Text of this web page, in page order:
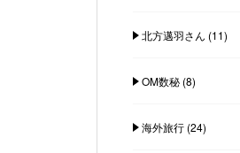
北方邁羽さん (11)
OM数秘(8)
海外旅行(24)